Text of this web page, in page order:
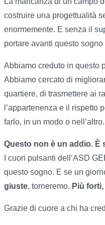
costruire una progettualità
enormemente. E senza il
portare avanti questo
Abbiamo creduto in questo
Abbiamo cercato di
quartiere, di trasmettere ai
l’appartenenza e il rispetto
farlo, in un modo o nell’altro.
Questo non è un addio. È
I cuori pulsanti dell’ASD
questo sogno. E se un
giuste, torneremo. Più
Grazie di cuore a chi ha